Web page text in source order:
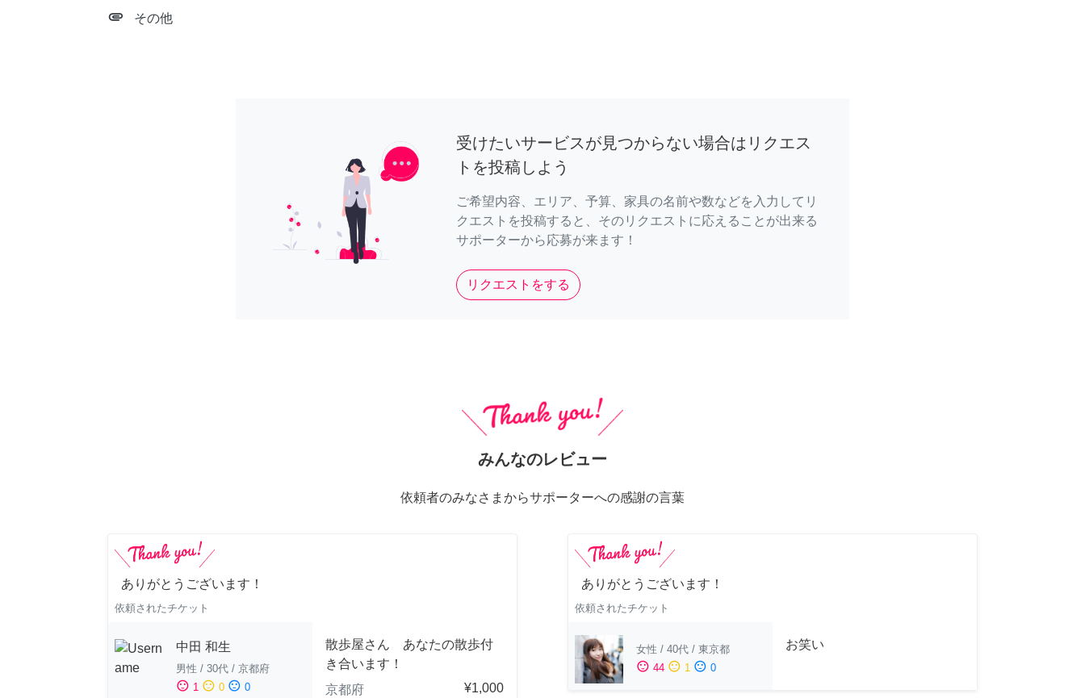
attachment その他
受けたいサービスが見つからない場合はリクエス
トを投稿しよう
ご希望内容、エリア、予算、家具の名前や数などを入力してリ
クエストを投稿すると、そのリクエストに応えることが出来る
サポーターから応募が来ます！
リクエストをする
みんなのレビュー
依頼者のみなさまからサポーターへの感謝の言葉
ありがとうございます！
依頼されたチケット
中田 和生
男性 / 30代 / 京都府
sentiment_satisfied 1 sentiment_neutral 0 sentiment_dissatisfied 0
散歩屋さん あなたの散歩付
き合います！
京都府
¥1,000
ありがとうございます！
依頼されたチケット
女性 / 40代 / 東京都
sentiment_satisfied 44 sentiment_neutral 1 sentiment_dissatisfied 0
お笑い